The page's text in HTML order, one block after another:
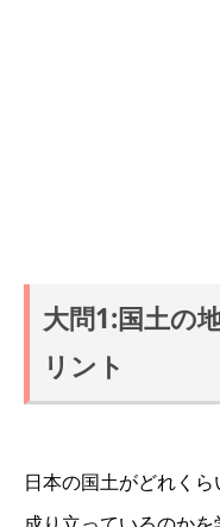
大問1:国土の
リント
日本の国土がどれく